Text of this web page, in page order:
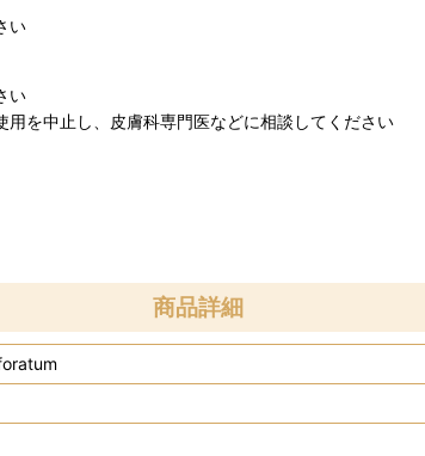
い
い
を中止し、皮膚科専門医などに相談してください
商品詳細